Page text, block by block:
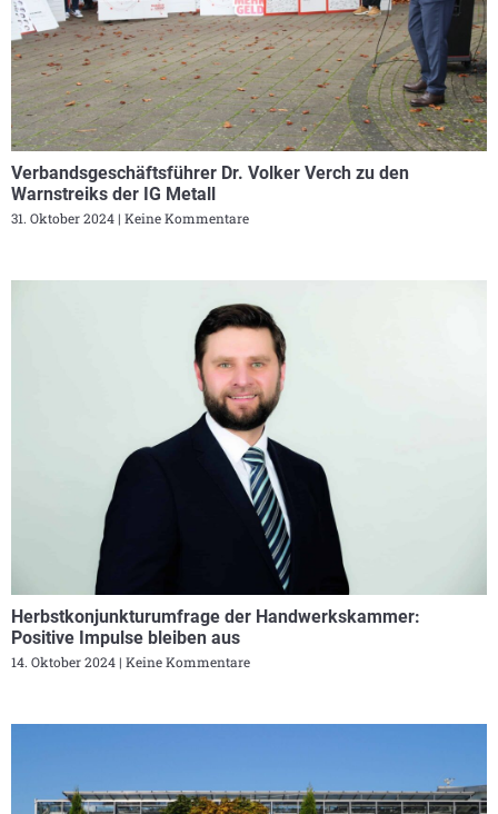
Verbandsgeschäftsführer Dr. Volker Verch zu den
Warnstreiks der IG Metall
31. Oktober 2024 Keine Kommentare
Herbstkonjunkturumfrage der Handwerkskammer:
Positive Impulse bleiben aus
14. Oktober 2024 Keine Kommentare